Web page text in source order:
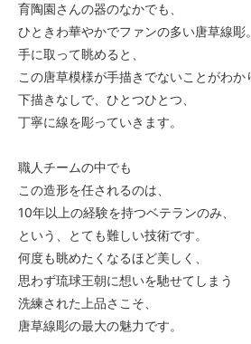
育陶園さんの器のなかでも、
ひときわ華やかでファンの多い唐草線彫。
手に取って眺めると、
この唐草模様が手描きでないことがわか
下描きなしで、ひとつひとつ、
丁寧に線を彫っていきます。
職人チームの中でも
この造形を任されるのは、
10年以上の経験を持つベテランのみ、
という、とても難しい技術です。
何度も眺めたくなるほど美しく、
思わず琉球王朝に想いを馳せてしまう
洗練された上品さこそ、
唐草線彫の最大の魅力です。